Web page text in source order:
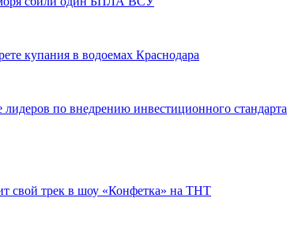
купания в водоемах Краснодара
лидеров по внедрению инвестиционного стандарта
свой трек в шоу «Конфетка» на ТНТ